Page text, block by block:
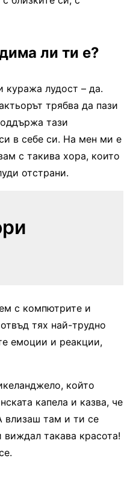
ли ти е?
куража лудост – да.
трябва да пази
тази
в себе си. На мен ми е
с такива хора, които
отстрани.
с компютрите и
тях най-трудно
емоции и реакции,
който
капела и казва, че
влизаш там и ти се
виждал такава красота!